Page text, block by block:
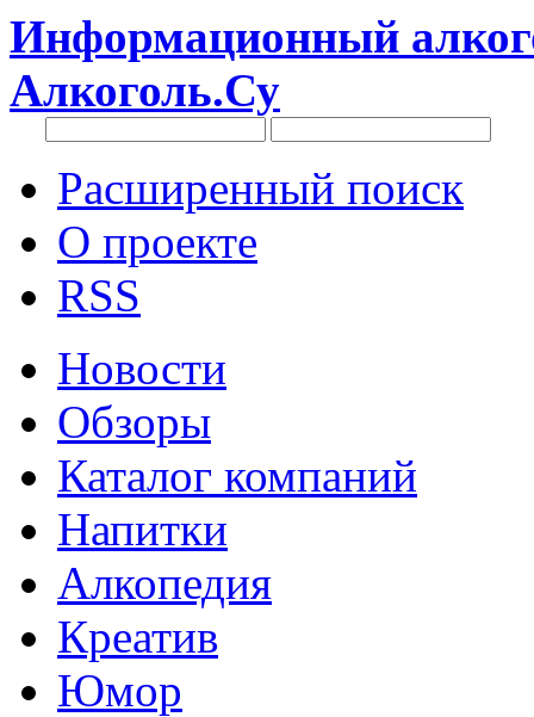
Информационный
Алкоголь.Су
Расширенный поиск
О проекте
RSS
Новости
Обзоры
Каталог компаний
Напитки
Алкопедия
Креатив
Юмор